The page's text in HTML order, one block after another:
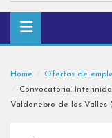
Home Ofertas de
Convocatoria:
Valdenebro de los Valles